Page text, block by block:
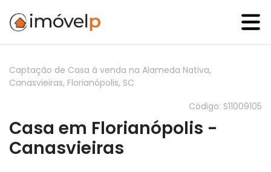
Captação de Casa à venda na Alameda Nativa,
Canasvieiras, Florianópolis, SC
Código: S11009105
Casa em Florianópolis -
Canasvieiras